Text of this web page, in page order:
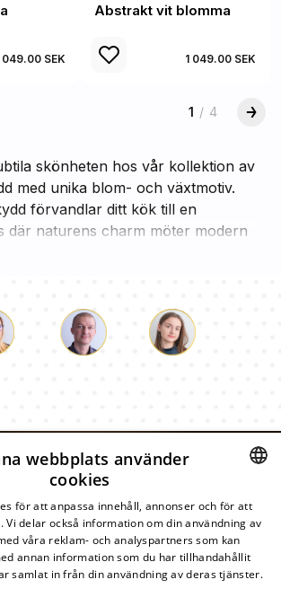
049.00 SEK
Abstrakt vit blomma
1 049.00 SEK
1 / 4
skönheten hos vår kollektion av
med unika blom- och växtmotiv.
förvandlar ditt kök till en
där naturens charm möter modern
för alla som vill kombinera
och Växtdesigner
är skapade för att passa alla
realistiska att de nästan känns
ger ditt kök en fräsch och elegant
Vackra Stänkskydd
SWEDISH
SWEDISH
webbplats använder
cookies
för att anpassa innehåll, annonser och för att
Vi delar också information om din användning av
våra reklam- och analyspartners som kan
annan information som du har tillhandahållit
samlat in från din användning av deras tjänster.